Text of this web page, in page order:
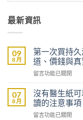
最新資訊
09
8 月
第一次買持
道、價錢與
在
一
次
買
持
留言功能已關閉
07
8 月
沒有醫生紙
讀的注意事項
在
留言功能已關閉